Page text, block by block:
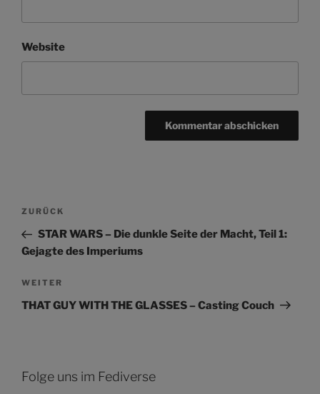
Website
Beitragsnavigation
Vorheriger
Beitrag
ZURÜCK
STAR WARS – Die dunkle Seite der Macht, Teil 1:
Gejagte des Imperiums
Nächster
Beitrag
WEITER
THAT GUY WITH THE GLASSES – Casting Couch
Folge uns im Fediverse